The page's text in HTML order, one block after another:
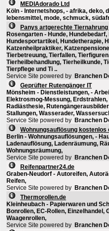
MEDIAdorado Ltd
Köln - Internetshops, - afrika, deko,
lebensmittel, mode, schmuck,
Panys artgerechte
Rosengarten - Hunde,
Hundesportartikel, Hundetherapie,
Katzenheilpraktiker,
Tierbetreuung, Tierfallen,
Tierheilbehandlung, Tierheilkunde,
Tierpflege und Ti ..
Service Site powered by Branchen
Geprüfter Rutengänger IT
Mönsheim - Dienstleistungen, -
Elektrosmog-Messung,
Radiästhesie,
Stallungen, Wasserader,
Service Site powered by Branchen
Wohnungsauflösung kostenlos
Berlin - Wohnungsauflösungen, -
Ladenauflösung, Ladenräumung,
Wohnungsräumung,
Service Site powered by Branchen
Reifenpartner24.de
Graben-Neudorf - Autoreifen,
Reifen,
Service Site powered by Branchen
Thermorollen.de
Kleinheubach - Papierwaren und
Bonrollen, EC-Rollen,
Waagenrollen,
Service Site powered by Branchen